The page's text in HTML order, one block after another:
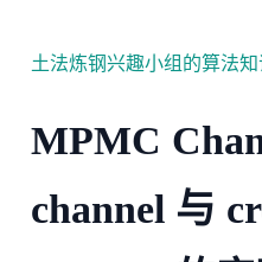
土法炼钢兴趣小组的算法
MPMC
channel 与